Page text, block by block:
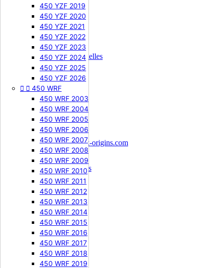
450 YZF 2019
450 YZF 2020
450 YZF 2021
450 YZF 2022
450 YZF 2023
450 YZF 2024
450 YZF 2025
450 YZF 2026
  450 WRF
450 WRF 2003
450 WRF 2004
450 WRF 2005
450 WRF 2006
450 WRF 2007
450 WRF 2008
450 WRF 2009
450 WRF 2010
450 WRF 2011
450 WRF 2012
450 WRF 2013
450 WRF 2014
450 WRF 2015
450 WRF 2016
450 WRF 2017
450 WRF 2018
450 WRF 2019
Plan du site
Votre compte
Votre compte  
Informations personnelles
Commandes
Avoirs
Adresses
Bons de réduction
Informations
MX Origins
Écrivez-nous :contact@mx-origins.com
Informations
© 2018 - 2026 - Mx Origins